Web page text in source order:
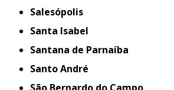
Salesópolis
Santa Isabel
Santana de Parnaíba
Santo André
São Bernardo do Campo